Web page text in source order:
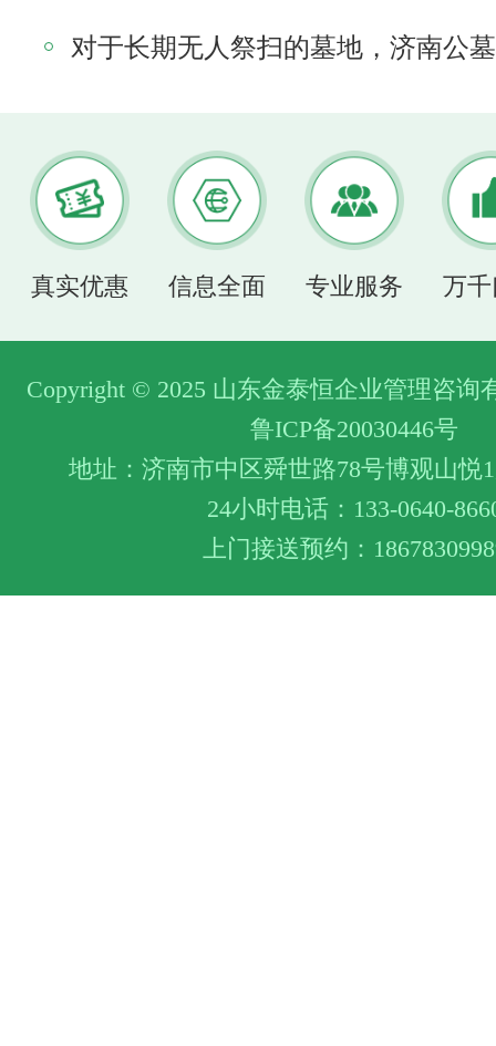
真实优惠 信息全面 专业服务 万
Copyright © 2025 山东金泰恒企业管理咨询
鲁ICP备20030446号
地址：济南市中区舜世路78号博观山悦
24小时电话：133-0640-
上门接送预约：